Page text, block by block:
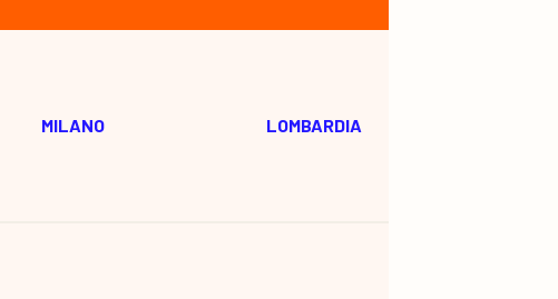
MILANO LOMBARDIA